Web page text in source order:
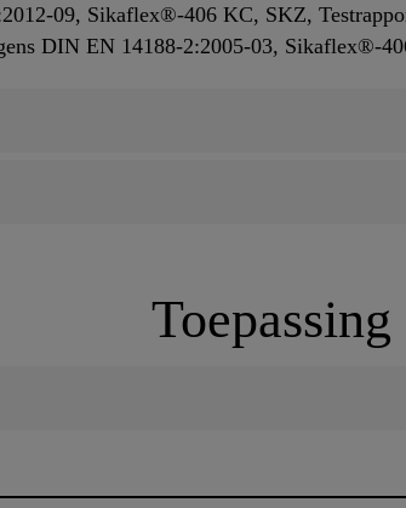
09, Sikaflex®-406 KC, SKZ,
DIN EN 14188-2:2005-03, Sikaflex®-
Toepassing